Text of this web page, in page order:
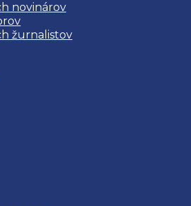
novinárov
žurnalistov